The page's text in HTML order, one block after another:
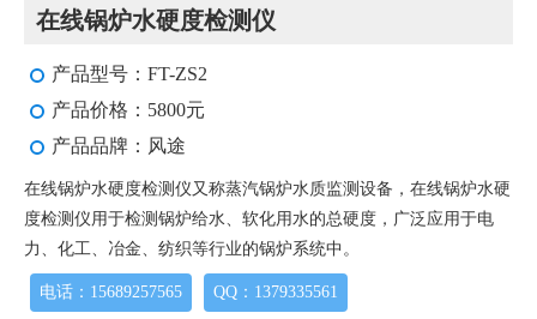
在线锅炉水硬度检测仪
产品型号：FT-ZS2
产品价格：5800元
产品品牌：风途
在线锅炉水硬度检测仪又称蒸汽锅炉水质监测设备，在线锅炉水硬
度检测仪用于检测锅炉给水、软化用水的总硬度，广泛应用于电
力、化工、冶金、纺织等行业的锅炉系统中。
电话：15689257565 QQ：1379335561